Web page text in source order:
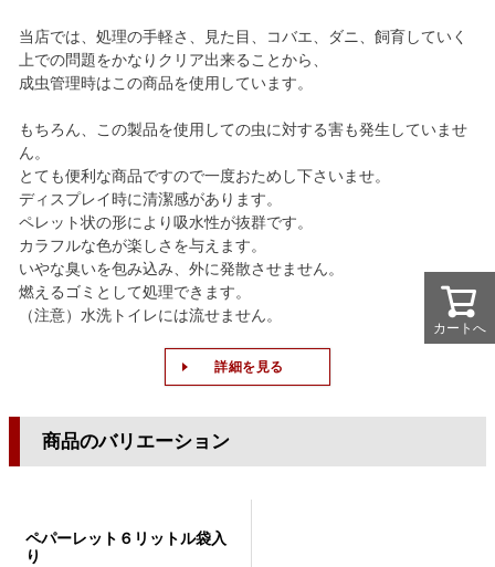
当店では、処理の手軽さ、見た目、コバエ、ダニ、飼育していく
上での問題をかなりクリア出来ることから、
成虫管理時はこの商品を使用しています。
もちろん、この製品を使用しての虫に対する害も発生していませ
ん。
とても便利な商品ですので一度おためし下さいませ。
ディスプレイ時に清潔感があります。
ペレット状の形により吸水性が抜群です。
カラフルな色が楽しさを与えます。
いやな臭いを包み込み、外に発散させません。
燃えるゴミとして処理できます。
（注意）水洗トイレには流せません。
詳細を見る
商品のバリエーション
ペパーレット６リットル袋入
り
カートへ
カートへ